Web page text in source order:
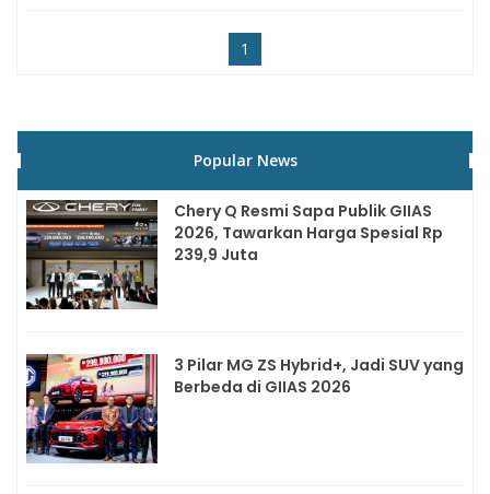
1
Popular News
Chery Q Resmi Sapa Publik GIIAS
2026, Tawarkan Harga Spesial Rp
239,9 Juta
3 Pilar MG ZS Hybrid+, Jadi SUV yang
Berbeda di GIIAS 2026